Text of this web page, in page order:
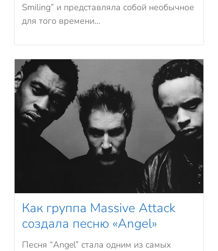
Smiling” и представляла собой необычное
для того времени...
Как группа Massive Attack
создала песню «Angel»
Песня “Angel” стала одним из самых